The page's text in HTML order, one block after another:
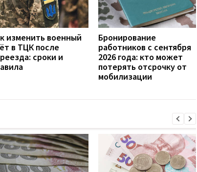
изменить военный
в ТЦК после
сроки и
Бронирование
работников с сентября
2026 года: кто может
потерять отсрочку от
мобилизации